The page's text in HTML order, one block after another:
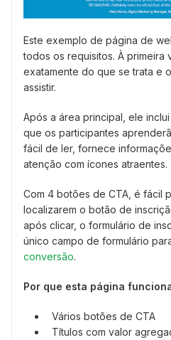
Este exemplo de página de
todos os requisitos. À
exatamente do que se trata e
assistir.
Após a área principal, ele
que os participantes
fácil de ler, fornece
atenção com ícones atraentes.
Com 4 botões de CTA, é fácil
localizarem o botão de
após clicar, o formulário de
único campo de formulário
conversão.
Por que esta página
Vários botões de CTA
Títulos com valor